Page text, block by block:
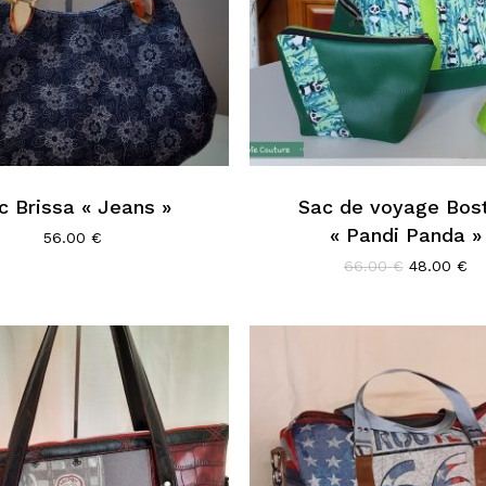
Brissa « Jeans »
56.00€
Sac de voyage
« Pandi Panda »
66.00€ Le
était :
48.00 €Le